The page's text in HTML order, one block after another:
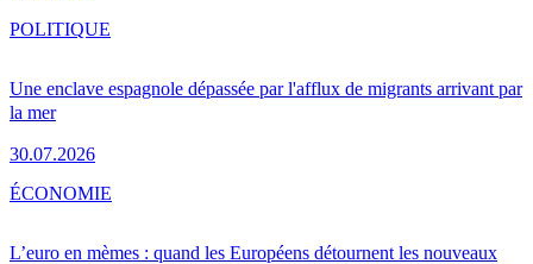
Une enclave espagnole dépassée par l'afflux de migrants arrivant par
la mer
30.07.2026
POLITIQUE
L’euro en mèmes : quand les Européens détournent les nouveaux
ÉCONOMIE